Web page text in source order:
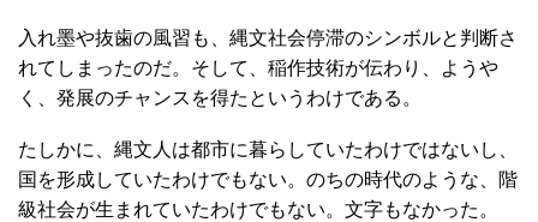
入れ墨や抜歯の風習も、縄文社会停滞のシンボルと判断さ
れてしまったのだ。そして、稲作技術が伝わり、ようや
く、発展のチャンスを得たというわけである。
たしかに、縄文人は都市に暮らしていたわけではないし、
国を形成していたわけでもない。のちの時代のような、階
級社会が生まれていたわけでもない。文字もなかった。